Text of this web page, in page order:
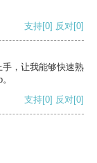
支持[0] 反对[0]
，让我能够快速熟
支持[0] 反对[0]